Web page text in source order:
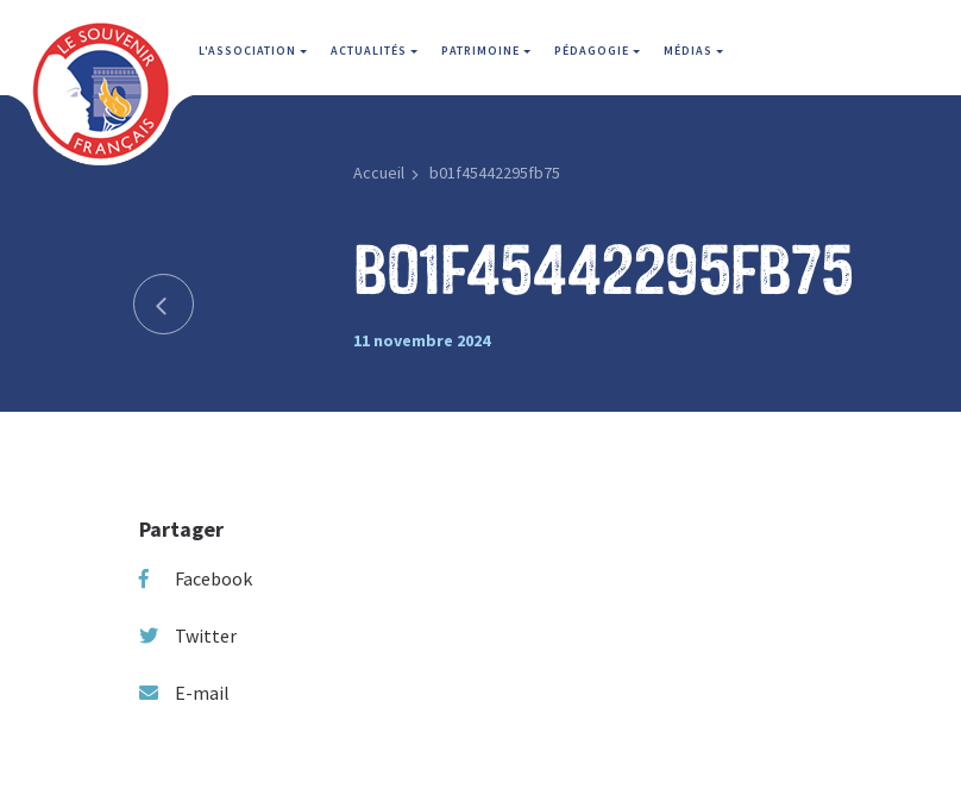
L'ASSOCIATION ACTUALITÉS PATRIMOINE PÉDAGOGIE MÉDIAS
Accueil b01f45442295fb75
b01f45442295fb75
11 novembre 2024
Partager
Facebook
Twitter
E-mail